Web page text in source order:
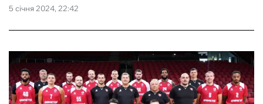
5 січня 2024, 22:42